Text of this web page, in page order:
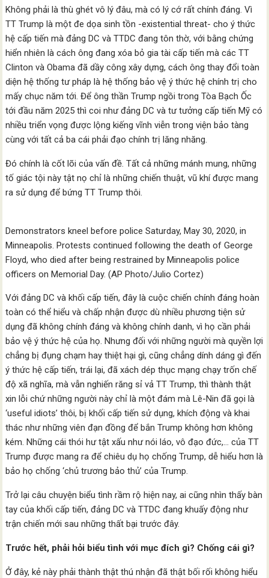
Không phải là thù ghét vô lý đâu, mà có lý cớ rất chính đáng. Vì
TT Trump là một đe dọa sinh tồn -existential threat- cho ý thức
hệ cấp tiến mà đảng DC và TTDC đang tôn thờ, với bằng chứng
hiển nhiên là cách ông đang xóa bỏ gia tài cấp tiến mà các TT
Clinton và Obama đã dầy công xây dựng, cách ông thay đổi toàn
diện hệ thống tư pháp là hệ thống bảo vệ ý thức hệ chính trị cho
mấy chục năm tới. Để ông thần Trump ngồi trong Tòa Bạch Ốc
tới đầu năm 2025 thì coi như đảng DC và tư tưởng cấp tiến Mỹ có
nhiều triển vọng được lộng kiếng vĩnh viễn trong viện bảo tàng
cùng với tất cả ba cái phải đạo chính trị lăng nhăng.
Đó chính là cốt lõi của vấn đề. Tất cả những mánh mung, những
tố giác tội này tật nọ chỉ là những chiến thuật, vũ khí được mang
ra sử dụng để bứng TT Trump thôi.
Demonstrators kneel before police Saturday, May 30, 2020, in
Minneapolis. Protests continued following the death of George
Floyd, who died after being restrained by Minneapolis police
officers on Memorial Day. (AP Photo/Julio Cortez)
Với đảng DC và khối cấp tiến, đây là cuộc chiến chính đáng hoàn
toàn có thể hiểu và chấp nhận được dù nhiều phương tiện sử
dụng đã không chính đáng và không chính danh, vì họ cần phải
bảo vệ ý thức hệ của họ. Nhưng đối với những người mà quyền lợi
chẳng bị đụng chạm hay thiệt hại gì, cũng chẳng dính dáng gì đến
ý thức hệ cấp tiến, trái lại, đã xách dép thục mạng chạy trốn chế
độ xã nghĩa, mà vẫn nghiến răng sỉ vả TT Trump, thì thành thật
xin lỗi chứ những người này chỉ là một đám mà Lê-Nin đã gọi là
‘useful idiots’ thôi, bị khối cấp tiến sử dụng, khích động và khai
thác như những viên đạn đồng để bắn Trump không hơn không
kém. Những cái thói hư tật xấu như nói láo, vô đạo đức,… của TT
Trump được mang ra để chiêu dụ họ chống Trump, dễ hiểu hơn là
bảo họ chống ‘chủ trương bảo thủ’ của Trump.
Trở lại câu chuyện biểu tình rầm rộ hiện nay, ai cũng nhìn thấy bàn
tay của khối cấp tiến, đảng DC và TTDC đang khuấy động như
trận chiến mới sau những thất bại trước đây.
Trước hết, phải hỏi biểu tình với mục đích gì? Chống cái gì?
Ở đây, kẻ này phải thành thật thú nhận đã thật bối rối không hiểu